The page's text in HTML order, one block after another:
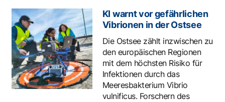
KI warnt vor gefährlichen
Vibrionen in der Ostsee
Die Ostsee zählt inzwischen zu
den europäischen Regionen
mit dem höchsten Risiko für
Infektionen durch das
Meeresbakterium Vibrio
vulnificus. Forschern des